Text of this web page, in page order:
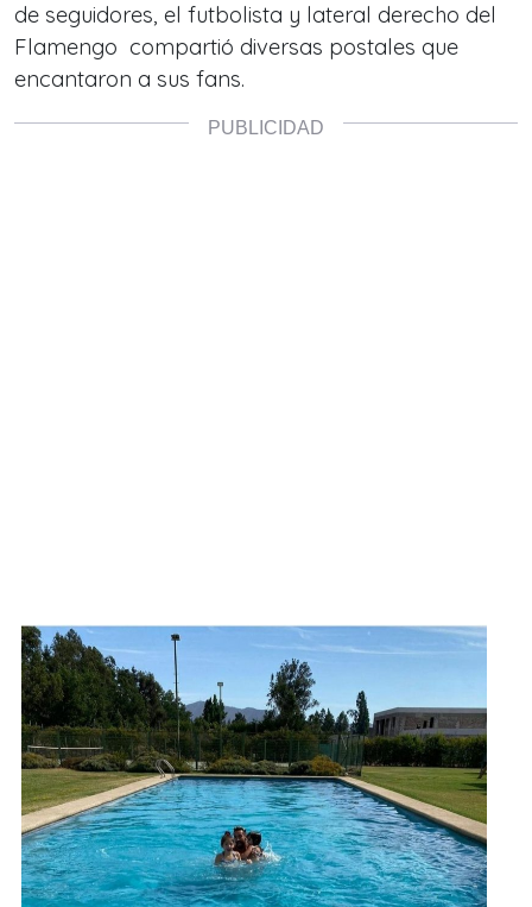
de seguidores, el futbolista y lateral derecho del
Flamengo compartió diversas postales que
encantaron a sus fans.